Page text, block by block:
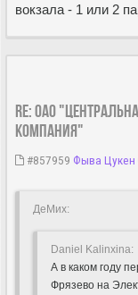
вокзала - 1 или 2
Re: ОАО
компания"
#857959 Фыва Цукен
ДеМих:
Daniel Kalinxina:
А в каком году
Фрязево на